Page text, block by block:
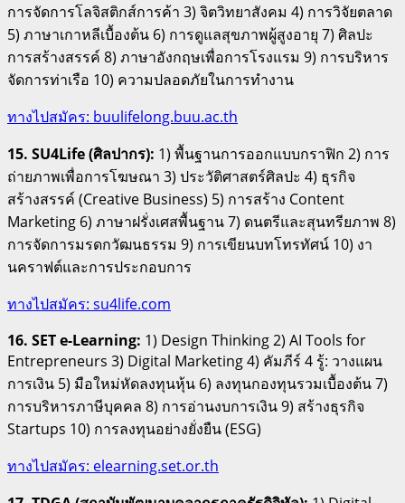
การจัดการโลจิสติกส์การค้า 3) จิตวิทยาสังคม 4) การวิจัยตลาด
5) ภาษาเกาหลีเบื้องต้น 6) การดูแลสุขภาพผู้สูงอายุ 7) ศิลปะ
การสร้างสรรค์ 8) ภาษาอังกฤษเพื่อการโรงแรม 9) การบริหาร
จัดการท่าเรือ 10) ความปลอดภัยในการทำงาน
ทางไปสมัคร: buulifelong.buu.ac.th
15. SU4Life (ศิลปากร): 1) พื้นฐานการออกแบบกราฟิก 2) การ
ถ่ายภาพเพื่อการโฆษณา 3) ประวัติศาสตร์ศิลปะ 4) ธุรกิจ
สร้างสรรค์ (Creative Business) 5) การสร้าง Content
Marketing 6) ภาษาฝรั่งเศสพื้นฐาน 7) ดนตรีและสุนทรียภาพ 8)
การจัดการมรดกวัฒนธรรม 9) การเขียนบทโทรทัศน์ 10) งา
นคราฟต์และการประกอบการ
ทางไปสมัคร: su4life.com
16. SET e-Learning: 1) Design Thinking 2) AI Tools for
Entrepreneurs 3) Digital Marketing 4) คัมภีร์ 4 รู้: วางแผน
การเงิน 5) มือใหม่หัดลงทุนหุ้น 6) ลงทุนกองทุนรวมเบื้องต้น 7)
การบริหารภาษีบุคคล 8) การอ่านงบการเงิน 9) สร้างธุรกิจ
Startups 10) การลงทุนอย่างยั่งยืน (ESG)
ทางไปสมัคร: elearning.set.or.th